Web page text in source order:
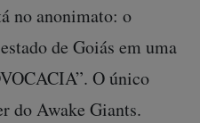
no anonimato: o
de Goiás em uma
O único
do Awake Giants.